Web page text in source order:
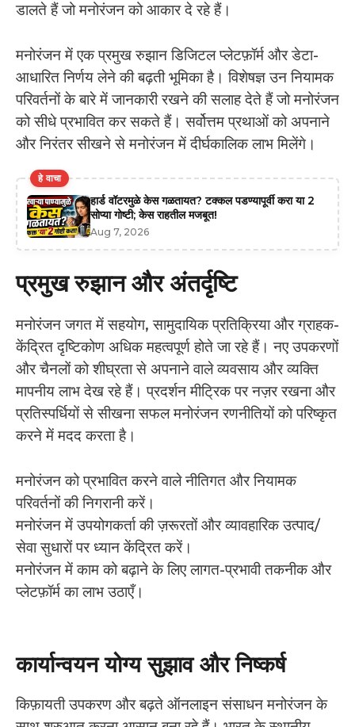
डालते हैं जो मनोरंजन को आकार दे रहे हैं।
मनोरंजन में एक प्रमुख रुझान डिजिटल प्लेटफ़ॉर्म और डेटा-
आधारित निर्णय लेने की बढ़ती भूमिका है। विशेषज्ञ उन नियामक
परिवर्तनों के बारे में जानकारी रखने की सलाह देते हैं जो मनोरंजन
को सीधे प्रभावित कर सकते हैं। सर्वोत्तम प्रथाओं को अपनाने
और निरंतर सीखने से मनोरंजन में दीर्घकालिक लाभ मिलेंगे।
हे वाचा
हार्ड वॉटरमुळे केस गळतायत? टक्कल पडण्यापूर्वी करा या 2
सोप्या गोष्टी; केस राहतील मजबूत!
Aug 7, 2026
प्रमुख रुझान और अंतर्दृष्टि
मनोरंजन जगत में सहयोग, सामुदायिक प्रतिक्रिया और ग्राहक-
केंद्रित दृष्टिकोण अधिक महत्वपूर्ण होते जा रहे हैं। नए उपकरणों
और चैनलों को शीघ्रता से अपनाने वाले व्यवसाय और व्यक्ति
मापनीय लाभ देख रहे हैं। प्रदर्शन मीट्रिक पर नज़र रखना और
प्रतिस्पर्धियों से सीखना सफल मनोरंजन रणनीतियों को परिष्कृत
करने में मदद करता है।
मनोरंजन को प्रभावित करने वाले नीतिगत और नियामक
परिवर्तनों की निगरानी करें।
मनोरंजन में उपयोगकर्ता की ज़रूरतों और व्यावहारिक उत्पाद/
सेवा सुधारों पर ध्यान केंद्रित करें।
मनोरंजन में काम को बढ़ाने के लिए लागत-प्रभावी तकनीक और
प्लेटफ़ॉर्म का लाभ उठाएँ।
कार्यान्वयन योग्य सुझाव और निष्कर्ष
किफ़ायती उपकरण और बढ़ते ऑनलाइन संसाधन मनोरंजन के